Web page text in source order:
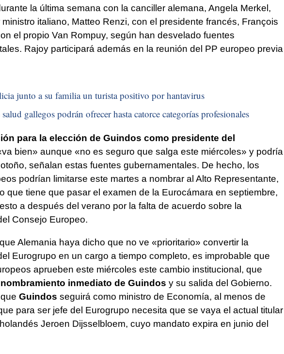
la última semana con la canciller alemana, Angela Merkel,
italiano, Matteo Renzi, con el presidente francés, François
el propio Van Rompuy, según han desvelado fuentes
Rajoy participará además en la reunión del PP europeo previa
junto a su familia un turista positivo por hantavirus
gallegos podrán ofrecer hasta catorce categorías profesionales
para la elección de Guindos como presidente del
bien» aunque «no es seguro que salga este miércoles» y podría
señalan estas fuentes gubernamentales. De hecho, los
podrían limitarse este martes a nombrar al Alto Representante,
que tiene que pasar el examen de la Eurocámara en septiembre,
a después del verano por la falta de acuerdo sobre la
Consejo Europeo.
Alemania haya dicho que no ve «prioritario» convertir la
Eurogrupo en un cargo a tiempo completo, es improbable que
aprueben este miércoles este cambio institucional, que
nombramiento inmediato de Guindos y su salida del Gobierno.
Guindos seguirá como ministro de Economía, al menos de
para ser jefe del Eurogrupo necesita que se vaya el actual titular
Jeroen Dijsselbloem, cuyo mandato expira en junio del